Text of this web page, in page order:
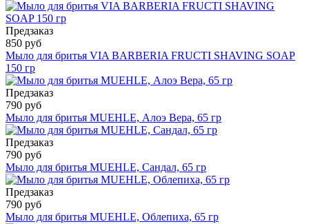
Предзаказ
850 руб
Мыло для бритья VIA BARBERIA FRUCTI SHAVING SOAP
150 гр
Предзаказ
790 руб
Мыло для бритья MUEHLE, Алоэ Вера, 65 гр
Предзаказ
790 руб
Мыло для бритья MUEHLE, Сандал, 65 гр
Предзаказ
790 руб
Мыло для бритья MUEHLE, Облепиха, 65 гр